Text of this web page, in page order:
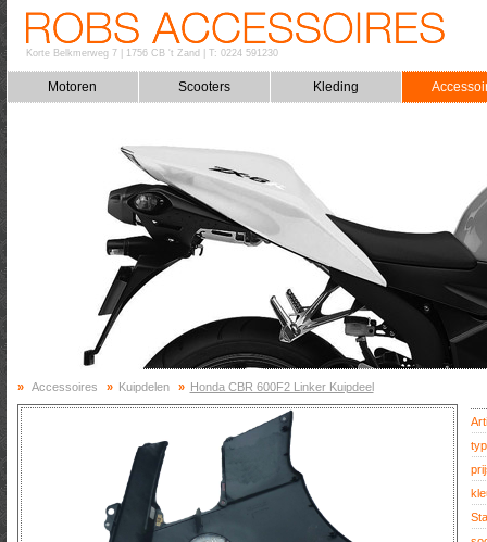
Korte Belkmerweg 7| 1756 CB 't Zand T: 0224 591230
Motoren Scooters Kleding
» Accessoires » Kuipdelen » Honda CBR 600F2 Linker Kuipdeel